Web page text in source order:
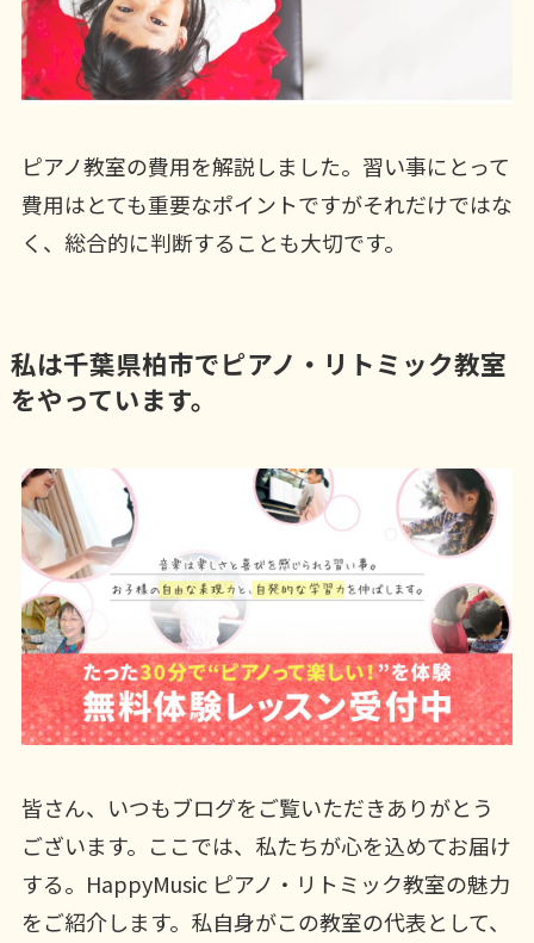
ピアノ教室の費用を解説しました。習い事にとって
費用はとても重要なポイントですがそれだけではな
く、総合的に判断することも大切です。
私は千葉県柏市でピアノ・リトミック教室
をやっています。
皆さん、いつもブログをご覧いただきありがとう
ございます。ここでは、私たちが心を込めてお届け
する。HappyMusic ピアノ・リトミック教室の魅力
をご紹介します。私自身がこの教室の代表として、